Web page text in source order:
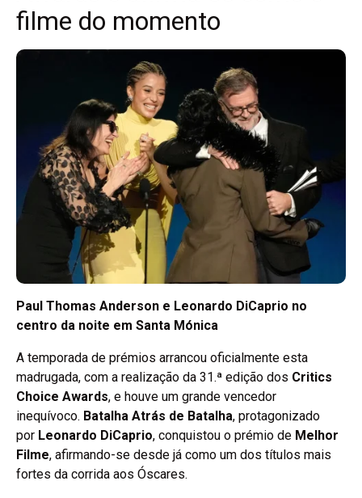
filme do momento
Paul Thomas Anderson e Leonardo DiCaprio no
centro da noite em Santa Mónica
A temporada de prémios arrancou oficialmente esta
madrugada, com a realização da 31.ª edição dos Critics
Choice Awards, e houve um grande vencedor
inequívoco. Batalha Atrás de Batalha, protagonizado
por Leonardo DiCaprio, conquistou o prémio de Melhor
Filme, afirmando-se desde já como um dos títulos mais
fortes da corrida aos Óscares.